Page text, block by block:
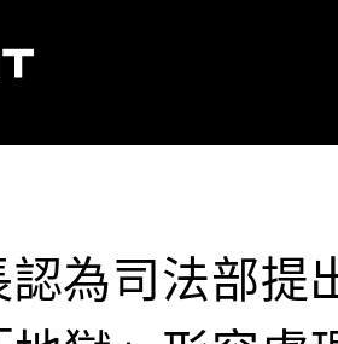
認為司法部提